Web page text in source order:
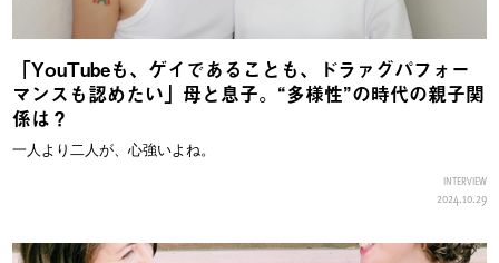
「YouTubeも、ゲイであることも、ドラァグパフォー
マンスも認めたい」母と息子。“多様性”の時代の親子関
係は？
一人より二人が、心強いよね。
INTERVIEW
2024.10.29